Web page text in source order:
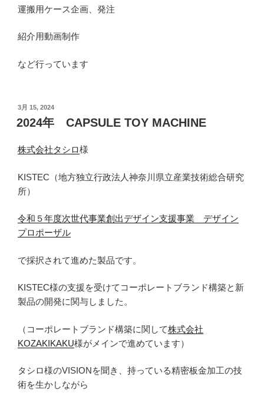
運搬用ケース企画、発注
紹介用動画制作
など行っています
投
稿
日:
3月 15, 2024
2024年 CAPSULE TOY MACHINE
株式会社タシロ様
KISTEC（地方独立行政法人神奈川県立産業技術総合研究
所）
令和５年度次世代事業創出デザイン支援事業 デザイン
プロポーザル
で採択されて進めた製品です。
KISTEC様の支援を受けてコーポレートブランド構築と新
製品の開発に関与しました。
（コーポレートブランド構築に関して株式会社
KOZAKIKAKU様がメインで進めています）
タシロ様のVISIONを聞き、持っている精密板金加工の技
術を生かしながら